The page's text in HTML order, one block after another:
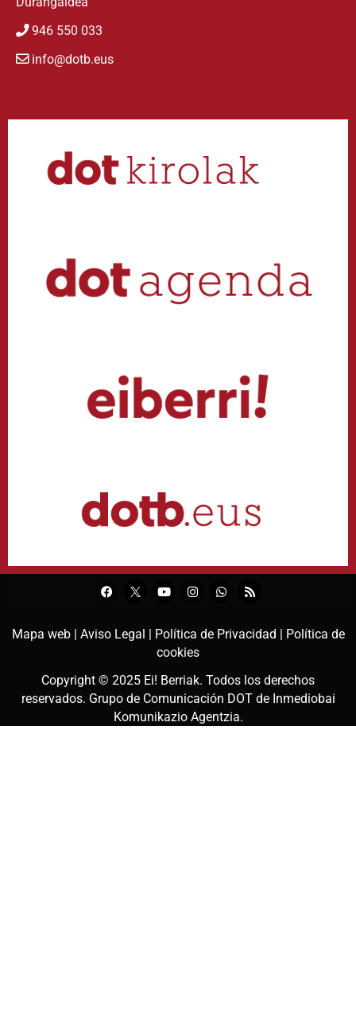
946 550 033
info@dotb.eus
Mapa web | Aviso Legal | Política de Privacidad |
Política de
cookies
Copyright © 2025 Ei! Berriak. Todos los derechos
reservados. Grupo de Comunicación DOT de Inmediobai
Komunikazio Agentzia.